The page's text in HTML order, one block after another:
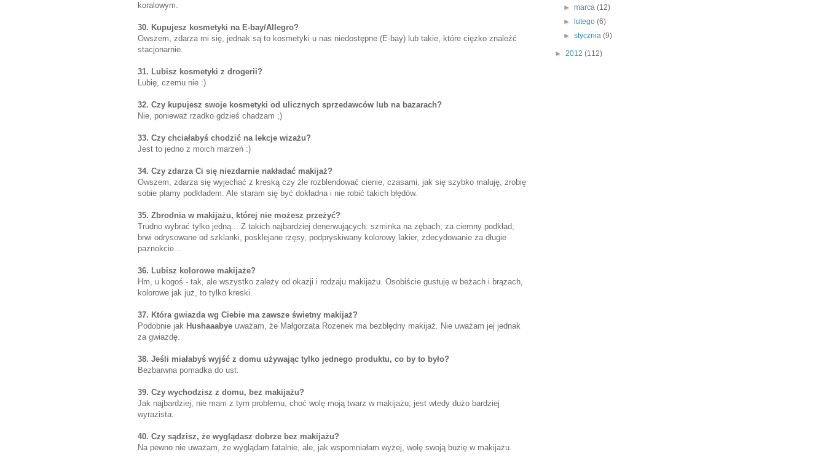
koralowym.
30. Kupujesz kosmetyki na E-bay/Allegro?
Owszem, zdarza mi się, jednak są to kosmetyki u nas niedostępne (E-bay) lub takie, które ciężko znaleźć
stacjonarnie.
31. Lubisz kosmetyki z drogerii?
Lubię, czemu nie :)
32. Czy kupujesz swoje kosmetyki od ulicznych sprzedawców lub na bazarach?
Nie, ponieważ rzadko gdzieś chadzam ;)
33. Czy chciałabyś chodzić na lekcje wizażu?
Jest to jedno z moich marzeń :)
34. Czy zdarza Ci się niezdarnie nakładać makijaż?
Owszem, zdarza się wyjechać z kreską czy źle rozblendować cienie, czasami, jak się szybko maluję, zrobię
sobie plamy podkładem. Ale staram się być dokładna i nie robić takich błędów.
35. Zbrodnia w makijażu, której nie możesz przeżyć?
Trudno wybrać tylko jedną... Z takich najbardziej denerwujących: szminka na zębach, za ciemny podkład,
brwi odrysowane od szklanki, posklejane rzęsy, podpryskiwany kolorowy lakier, zdecydowanie za długie
paznokcie...
36. Lubisz kolorowe makijaże?
Hm, u kogoś - tak, ale wszystko zależy od okazji i rodzaju makijażu. Osobiście gustuję w beżach i brązach,
kolorowe jak już, to tylko kreski.
37. Która gwiazda wg Ciebie ma zawsze świetny makijaż?
Podobnie jak Hushaaabye uważam, że Małgorzata Rozenek ma bezbłędny makijaż. Nie uważam jej jednak
za gwiazdę.
38. Jeśli miałabyś wyjść z domu używając tylko jednego produktu, co by to było?
Bezbarwna pomadka do ust.
39. Czy wychodzisz z domu, bez makijażu?
Jak najbardziej, nie mam z tym problemu, choć wolę moją twarz w makijażu, jest wtedy dużo bardziej
wyrazista.
40. Czy sądzisz, że wyglądasz dobrze bez makijażu?
Na pewno nie uważam, że wyglądam fatalnie, ale, jak wspomniałam wyżej, wolę swoją buzię w makijażu.
►marca(12)
►
lutego(6)
►stycznia(9)
► 2012 (112)